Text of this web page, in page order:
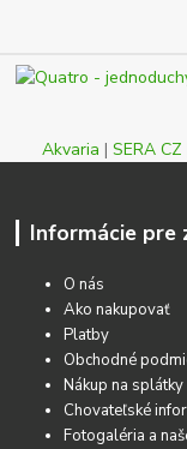
Akvaria | SERA CZ
Informácie pre
O nás
Ako nakupovať
Platby
Obchodné
Nákup na splátky
Chovateľské
Fotogaléria a